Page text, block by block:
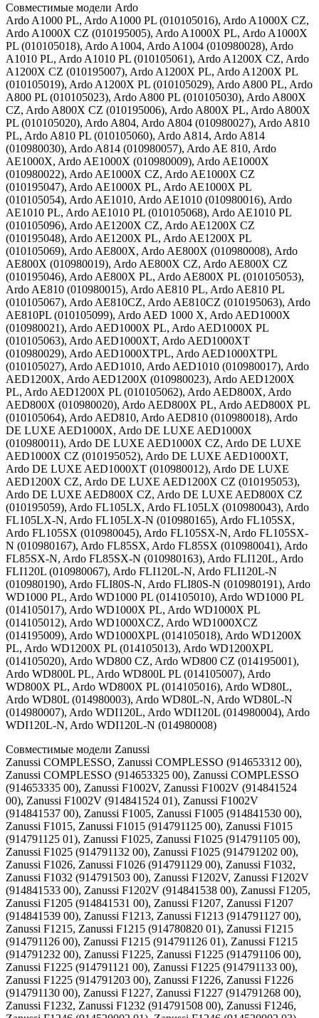
Совместимые модели Ardo
Ardo A1000 PL, Ardo A1000 PL (010105016), Ardo A1000X CZ,
Ardo A1000X CZ (010195005), Ardo A1000X PL, Ardo A1000X
PL (010105018), Ardo A1004, Ardo A1004 (010980028), Ardo
A1010 PL, Ardo A1010 PL (010105061), Ardo A1200X CZ, Ardo
A1200X CZ (010195007), Ardo A1200X PL, Ardo A1200X PL
(010105019), Ardo A1200X PL (010105029), Ardo A800 PL, Ardo
A800 PL (010105023), Ardo A800 PL (010105030), Ardo A800X
CZ, Ardo A800X CZ (010195006), Ardo A800X PL, Ardo A800X
PL (010105020), Ardo A804, Ardo A804 (010980027), Ardo A810
PL, Ardo A810 PL (010105060), Ardo A814, Ardo A814
(010980030), Ardo A814 (010980057), Ardo AE 810, Ardo
AE1000X, Ardo AE1000X (010980009), Ardo AE1000X
(010980022), Ardo AE1000X CZ, Ardo AE1000X CZ
(010195047), Ardo AE1000X PL, Ardo AE1000X PL
(010105054), Ardo AE1010, Ardo AE1010 (010980016), Ardo
AE1010 PL, Ardo AE1010 PL (010105068), Ardo AE1010 PL
(010105096), Ardo AE1200X CZ, Ardo AE1200X CZ
(010195048), Ardo AE1200X PL, Ardo AE1200X PL
(010105069), Ardo AE800X, Ardo AE800X (010980008), Ardo
AE800X (010980019), Ardo AE800X CZ, Ardo AE800X CZ
(010195046), Ardo AE800X PL, Ardo AE800X PL (010105053),
Ardo AE810 (010980015), Ardo AE810 PL, Ardo AE810 PL
(010105067), Ardo AE810CZ, Ardo AE810CZ (010195063), Ardo
AE810PL (010105099), Ardo AED 1000 X, Ardo AED1000X
(010980021), Ardo AED1000X PL, Ardo AED1000X PL
(010105063), Ardo AED1000XT, Ardo AED1000XT
(010980029), Ardo AED1000XTPL, Ardo AED1000XTPL
(010105027), Ardo AED1010, Ardo AED1010 (010980017), Ardo
AED1200X, Ardo AED1200X (010980023), Ardo AED1200X
PL, Ardo AED1200X PL (010105062), Ardo AED800X, Ardo
AED800X (010980020), Ardo AED800X PL, Ardo AED800X PL
(010105064), Ardo AED810, Ardo AED810 (010980018), Ardo
DE LUXE AED1000X, Ardo DE LUXE AED1000X
(010980011), Ardo DE LUXE AED1000X CZ, Ardo DE LUXE
AED1000X CZ (010195052), Ardo DE LUXE AED1000XT,
Ardo DE LUXE AED1000XT (010980012), Ardo DE LUXE
AED1200X CZ, Ardo DE LUXE AED1200X CZ (010195053),
Ardo DE LUXE AED800X CZ, Ardo DE LUXE AED800X CZ
(010195059), Ardo FL105LX, Ardo FL105LX (010980043), Ardo
FL105LX-N, Ardo FL105LX-N (010980165), Ardo FL105SX,
Ardo FL105SX (010980045), Ardo FL105SX-N, Ardo FL105SX-
N (010980167), Ardo FL85SX, Ardo FL85SX (010980041), Ardo
FL85SX-N, Ardo FL85SX-N (010980163), Ardo FLI120L, Ardo
FLI120L (010980067), Ardo FLI120L-N, Ardo FLI120L-N
(010980190), Ardo FLI80S-N, Ardo FLI80S-N (010980191), Ardo
WD1000 PL, Ardo WD1000 PL (014105010), Ardo WD1000 PL
(014105017), Ardo WD1000X PL, Ardo WD1000X PL
(014105012), Ardo WD1000XCZ, Ardo WD1000XCZ
(014195009), Ardo WD1000XPL (014105018), Ardo WD1200X
PL, Ardo WD1200X PL (014105013), Ardo WD1200XPL
(014105020), Ardo WD800 CZ, Ardo WD800 CZ (014195001),
Ardo WD800L PL, Ardo WD800L PL (014105007), Ardo
WD800X PL, Ardo WD800X PL (014105016), Ardo WD80L,
Ardo WD80L (014980003), Ardo WD80L-N, Ardo WD80L-N
(014980007), Ardo WDI120L, Ardo WDI120L (014980004), Ardo
WDI120L-N, Ardo WDI120L-N (014980008)
Совместимые модели Zanussi
Zanussi COMPLESSO, Zanussi COMPLESSO (914653312 00), Zanussi COMPLESSO (914653325 00), Zanussi COMPLESSO (914653335 00), Zanussi F1002V, Zanussi F1002V (914841524 00), Zanussi F1002V (914841524 01), Zanussi F1002V (914841537 00), Zanussi F1005, Zanussi F1005 (914841530 00), Zanussi F1015, Zanussi F1015 (914791125 00), Zanussi F1015 (914791125 01), Zanussi F1025, Zanussi F1025 (914791105 00), Zanussi F1025 (914791132 00), Zanussi F1025 (914791202 00), Zanussi F1026, Zanussi F1026 (914791129 00), Zanussi F1032, Zanussi F1032 (914791503 00), Zanussi F1202V, Zanussi F1202V (914841533 00), Zanussi F1202V (914841538 00), Zanussi F1205, Zanussi F1205 (914841531 00), Zanussi F1207, Zanussi F1207 (914841539 00), Zanussi F1213, Zanussi F1213 (914791127 00), Zanussi F1215, Zanussi F1215 (914780820 01), Zanussi F1215 (914791126 00), Zanussi F1215 (914791126 01), Zanussi F1215 (914791232 00), Zanussi F1225, Zanussi F1225 (914791106 00), Zanussi F1225 (914791121 00), Zanussi F1225 (914791133 00), Zanussi F1225 (914791203 00), Zanussi F1226, Zanussi F1226 (914791130 00), Zanussi F1227, Zanussi F1227 (914791268 00), Zanussi F1232, Zanussi F1232 (914791508 00), Zanussi F1246, Zanussi F1246 (914520002 01), Zanussi F1246 (914520002 03), Zanussi F1246 (914520002 05), Zanussi F1246 (914780805 01), Zanussi F1247, Zanussi F1247 (914521009 00), Zanussi F1247 (914521009 02), Zanussi F1247 (914791312 00), Zanussi F1247 (914791312 01), Zanussi F1247 (914791382 00), Zanussi F1256W, Zanussi F1256W (914791120 00), Zanussi FAE1026V, Zanussi FAE1026V (914205110 00), Zanussi FAE1026V (914205110 01), Zanussi FAE1026V (914205201 00), Zanussi FAE1026V (914205201 01), Zanussi FAE1026V (914205201 02), Zanussi FAE1026V (914205201 03), Zanussi FD1016, Zanussi FD1016 (914515021 00), Zanussi FD1016 (914515021 01), Zanussi FD1016 (914515029 00), Zanussi FD1016 (914515029 01), Zanussi FD1026, Zanussi FD1026 (914516008 00), Zanussi FD1216, Zanussi FD1216 (914515022 00), Zanussi FD1216 (914515022 01), Zanussi FD1216 (914515027 00), Zanussi FD1216 (914515027 01), Zanussi FD1216 (914515032 00), Zanussi FD1216 (914515032 01), Zanussi FD1216 (914515051 00), Zanussi FD1226, Zanussi FD1226 (914516009 00), Zanussi FD1226 (914517235 00), Zanussi FE 1024 N, Zanussi FE1004, Zanussi FE1004 (914514507 00), Zanussi FE1004 (914514508 00), Zanussi FE1004 (914514512 00), Zanussi FE1004 (914514512 01), Zanussi FE1004 (914514512 02), Zanussi FE1004 (914514514 00), Zanussi FE1004 (914514514 01), Zanussi FE1004 (914514514 02), Zanussi FE1004 (914514519 00), Zanussi FE1004 (914514519 01), Zanussi FE1004 (914514519 02), Zanussi FE1004 (914514547 00), Zanussi FE1004 (914514547 01), Zanussi FE1005, Zanussi FE1005 (914517248 00), Zanussi FE1005 (914517248 01), Zanussi FE1005 (914517426 00), Zanussi FE1006NN, Zanussi FE1006NN (914901202 02), Zanussi FE1006NN (914901208 01), Zanussi FE1006NN (914901208 02), Zanussi FE1006NN (914901208 03), Zanussi FE1006NN (914901208 04), Zanussi FE1014, Zanussi FE1014 (914515024 00), Zanussi FE1014 (914515024 01), Zanussi FE1024N (914756511 01), Zanussi FE1024N (914756548 00), Zanussi FE1024N (914756548 01), Zanussi FE1026N, Zanussi FE1026N (914756516 01), Zanussi FE1026N (914756547 00), Zanussi FE1026N (914756547 01), Zanussi FE1026N (914756547 02), Zanussi FE1027G, Zanussi FE1027G (914522004 00), Zanussi FE1027G (914522004 01), Zanussi FE1204, Zanussi FE1204 (914514509 00), Zanussi FE1204 (914514509 01), Zanussi FE1204 (914514510 00), Zanussi FE1204 (914514513 00), Zanussi FE1204 (914514513 01), Zanussi FE1204 (914514513 02), Zanussi FE1204 (914514515 00), Zanussi FE1204 (914514515 01), Zanussi FE1204 (914514515 02), Zanussi FE1204 (914514523 00), Zanussi FE1204 (914514523 01), Zanussi FE1204 (914514523 02), Zanussi FE1204 (914514548 00), Zanussi FE1204 (914514548 01), Zanussi FE1205, Zanussi FE1205 (914514516 00), Zanussi FE1205 (914514516 01), Zanussi FE1205 (914514540 00), Zanussi FE1205 (914514540 01), Zanussi FE1205 (914514540 02), Zanussi FE1205 (914517211 00), Zanussi FE1205 (914517211 01), Zanussi FE1205 (914517359 00), Zanussi FE1205 (914517359 01), Zanussi FE1206, Zanussi FE1206 (914517715 01), Zanussi FE1214, Zanussi FE1214 (914515025 00), Zanussi FE1214 (914515025 01), Zanussi FE1214 (914515035 00), Zanussi FE1214 (914516000 00), Zanussi FE1215, Zanussi FE1215 (914516015 00), Zanussi FE825G, Zanussi FE825G (914792723 00), Zanussi FE825G (914792728 00), Zanussi FE827G, Zanussi FE827G (914522003 00), Zanussi FE827G (914522003 01), Zanussi FE904NN, Zanussi FE904NN (914901200 01), Zanussi FE904NN (914901206 00), Zanussi FE904NN (914901206 01), Zanussi FE904NN (914901206 02), Zanussi FE904NN (914901206 03), Zanussi FE925N, Zanussi FE925N (914756510 01), Zanussi FE925N (914756546 00), Zanussi FE925N (914756546 01), Zanussi FJ1054W, Zanussi FJ1054W (914512829 00), Zanussi FJ1254W, Zanussi FJ1254W (914512815 00), Zanussi FJE1005, Zanussi FJE1005 (914512734 00), Zanussi FJE1005 (914512734 01), Zanussi FJE1006, Zanussi FJE1006 (914512725 00), Zanussi FJE1006 (914512725 01), Zanussi FJE1006 (914512788 00), Zanussi FJE1006 (914512789 00), Zanussi FJE1204, Zanussi FJE1204 (914512771 00), Zanussi FJE1204 (914512771 01), Zanussi FJE1205, Zanussi FJE1205 (914512775 00), Zanussi FJE1205 (914512775 01), Zanussi FJE1205 (914516318 00), Zanussi FJE1205 (914516318 01), Zanussi FJE1205 (914516381 00), Zanussi FJE1205 (914516381 01), Zanussi FJE1205 (914516381 02), Zanussi FJE1206, Zanussi FJE1206 (914512726 00), Zanussi FJE1206 (914512728 00), Zanussi FJE1206 (914512729 00), Zanussi FJE1206 (914512798 00), Zanussi FJE1206 (914512798 01), Zanussi FJE1206 (914512799 00), Zanussi FJE1206 (914512800 00), Zanussi FJE904, Zanussi FJE904 (914516303 00), Zanussi FJE904 (914516380 00), Zanussi FJE904 (914516380 01), Zanussi FJE904 (914516380 02), Zanussi FJR1254W, Zanussi FJR1254W (914516301 00), Zanussi FJS1025W, Zanussi FJS1025W (914512719 00), Zanussi FJS1025W (914512719 01), Zanussi FJS1094, Zanussi FJS1094 (914798000 00), Zanussi FJS1225W, Zanussi FJS1225W (914512720 00), Zanussi FJS1225W (914512801 00), Zanussi FJS1225W (914512801 01), Zanussi FJS1296, Zanussi FJS1296 (914798001 00), Zanussi FL1001, Zanussi FL1001 (914512735 00), Zanussi FL1001 (914512735 01), Zanussi FL1008, Zanussi FL1008 (914791255 00), Zanussi FL1008 (914791506 00), Zanussi FL1015, Zanussi FL1015 (914791251 00), Zanussi FL1018, Zanussi FL1018 (914791249 00), Zanussi FL1090, Zanussi FL1090 (914517032 00), Zanussi FL1090ALU, Zanussi FL1090ALU (914517033 00), Zanussi FL1108, Zanussi FL1108 (914791144 00), Zanussi FL1108ALU, Zanussi FL1108ALU (914791247 00), Zanussi FL1201, Zanussi FL1201 (914512736 00), Zanussi FL1201 (914512772 00), Zanussi FL1201 (914512772 01), Zanussi FL1201 (914512772 02), Zanussi FL1208, Zanussi FL1208 (914791198 00), Zanussi FL1231, Zanussi FL1231 (914791242 00), Zanussi FLD1006, Zanussi FLD1006 (914841000 00), Zanussi FLD1206, Zanussi FLD1206 (914841001 00), Zanussi FLE1015W, Zanussi FLE1015W (914514504 00), Zanussi FLE1016W, Zanussi FLE1016W (914514535 00), Zanussi FLE1016W (914514535 01), Zanussi FLE1016W (914514535 02), Zanussi FLE1115W, Zanussi FLE1115W (914514505 00), Zanussi FLE1116W, Zanussi FLE1116W (914514536 00), Zanussi FLE1116W (914514536 01), Zanussi FLE1116W (914514536 02), Zanussi FLE1215W, Zanussi FLE1215W (914514506 00), Zanussi FLE1216W, Zanussi FLE1216W (914514537 00), Zanussi FLE1216W (914514537 01), Zanussi FLE1216W (914514537 02), Zanussi FLN1008, Zanussi FLN1008 (914841511 00), Zanussi FLN1008 (914841511 01), Zanussi FLN1009, Zanussi FLN1009 (914514501 00), Zanussi FLN1009 (914514501 01), Zanussi FLN1009 (914514501 02), Zanussi FLN1209, Zanussi FLN1209 (914512717 00), Zanussi FLN1209 (914512717 01), Zanussi FM1003, Zanussi FM1003 (914841705 00), Zanussi FM1203, Zanussi FM1203 (914841706 00), Zanussi FR1250S, Zanussi FR1250S (914516006 00), Zanussi FR1250W, Zanussi FR1250W (914516005 00), Zanussi FR1250W (914517240 00), Zanussi FS1055W, Zanussi FS1055W (914791100 00), Zanussi FS1055W (914791164 00), Zanussi FS1155W, Zanussi FS1155W (914791101 00), Zanussi FS1155W (914791165 00), Zanussi FS1255S, Zanussi FS1255S (914791104 00), Zanussi FS1255S (914791168 00), Zanussi FS1255W, Zanussi FS1255W (914791102 00), Zanussi FS1255W (914791166 00), Zanussi FV1035N, Zanussi FV1035N (914756223 01), Zanussi FV1035N (914756236 00), Zanussi FV825N, Zanussi FV825N (914756200 01), Zanussi FV825N (914756237 00), Zanussi FV850N, Zanussi FV850N (914756221 01), Zanussi FV850N (914756227 00), Zanussi FV850N (914756227 01), Zanussi FX1165W, Zanussi FX1165W (914792702 00), Zanussi IZ10, Zanussi IZ10 (914513033 00), Zanussi IZ10 (914513033 01), Zanussi IZ10 (914513034 00), Zanussi IZ10 (914513044 00), Zanussi IZ10 (914513045 00), Zanussi IZ10 (914513052 00), Zanussi IZ10 (914513052 01), Zanussi IZ10 (914513062 00), Zanussi IZ10 (914513066 00), Zanussi IZ10 (914513066 01), Zanussi IZ10 (914513088 00), Zanussi IZ10 (914513122 01), Zanussi IZ1000, Zanussi IZ1000 (914513022 00), Zanussi IZ10ALU, Zanussi IZ10ALU (914513089 00), Zanussi IZ12, Zanussi IZ12 (914513004 00), Zanussi IZ12 (914513012 00), Zanussi IZ12 (914513012 01), Zanussi IZ12 (914513016 00), Zanussi IZ12 (914513029 00), Zanussi IZ12 (914513029 01), Zanussi IZ12 (914513035 00), Zanussi IZ12 (914513047 00), Zanussi IZ12 (914513047 01), Zanussi IZ12 (914513048 00), Zanussi IZ12 (914513048 01), Zanussi IZ12 (914513063 00), Zanussi IZ12 (914513063 01), Zanussi IZ12 (914513105 00), Zanussi RUBINO12, Zanussi RUBINO12 (914798001 01), Zanussi RUBINO12 (914798001 02), Zanussi RUBINO1200, Zanussi RUBINO1200 (914798005 00), Zanussi UMBRIA, Zanussi UMBRIA (914603202 00), Zanussi W1002, Zanussi W1002 (914600503 00), Zanussi W1002 (914600508 00), Zanussi W1002 (914600509 00), Zanussi W1002 (914600512 00), Zanussi W1002 (914600528 00), Zanussi W1002 (914600535 00), Zanussi W1003, Zanussi W1003 (914600513 00), Zanussi W1106, Zanussi W1106 (914653318 00), Zanussi W1202, Zanussi W1202 (914634546 01), Zanussi W1206, Zanussi W1206